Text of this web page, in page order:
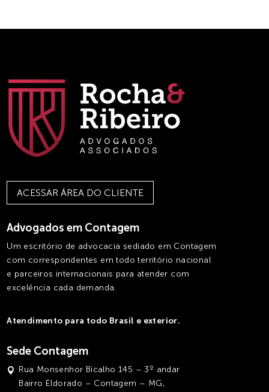
ACESSAR ÁREA DO CLIENTE
Advogados em Contagem
Um escritório de advocacia sediado em Contagem
com correspondentes em todo território nacional
e parceiros internacionais para atender com
excelência cada demanda.
Atendimento para todo Brasil e exterior.
Sede Contagem
Rua Monsenhor Bicalho 145 – 3º andar
Bairro Eldorado – Contagem – MG,